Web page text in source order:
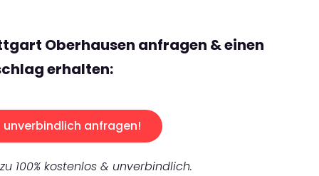
Oberhausen anfragen & einen
erhalten:
unverbindlich anfragen!
100% kostenlos & unverbindlich.